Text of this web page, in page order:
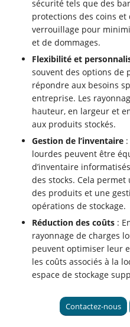
sécurité tels que des
protections des coins
verrouillage pour
et de dommages.
Flexibilité et
souvent des options de
répondre aux besoins
entreprise. Les
hauteur, en largeur et
aux produits stockés.
Gestion de l’inventaire
lourdes peuvent être
d’inventaire
des stocks. Cela
des produits et une
opérations de stockage.
Réduction des coûts :
rayonnage de charges
peuvent optimiser leur
les coûts associés à la
espace de stockage
Contactez-nous